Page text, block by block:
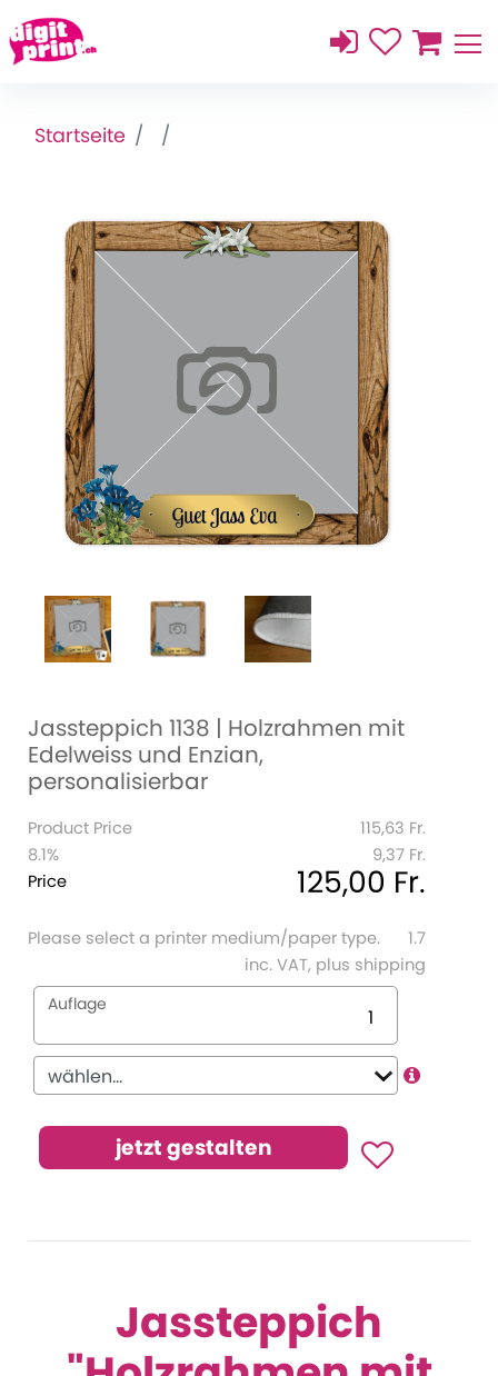
Startseite
Jassteppich 1138 | Holzrahmen mit
Edelweiss und Enzian,
personalisierbar
Product Price
115,63 Fr.
8.1%
9,37 Fr.
Price
125,00 Fr.
Please select a printer medium/paper type.
1.7
inc. VAT, plus shipping
Auflage
Jassteppich